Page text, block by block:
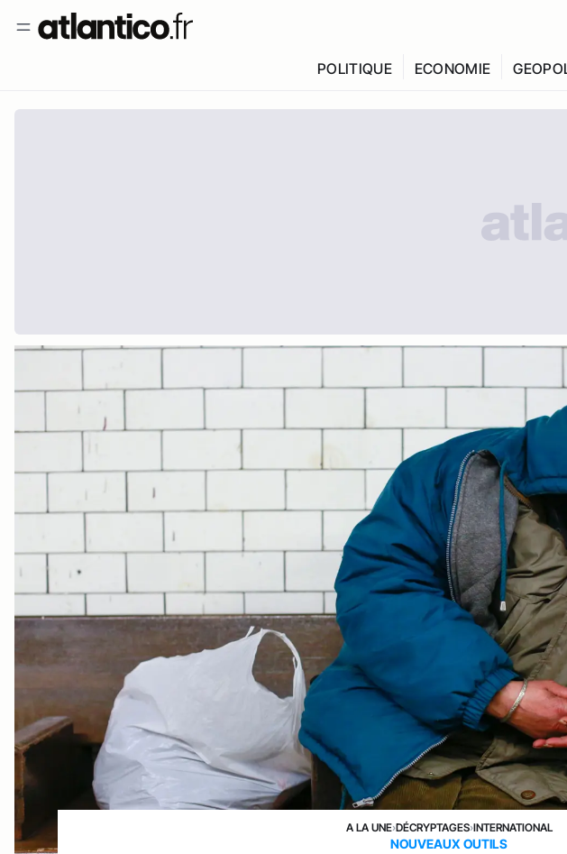
POLITIQUE ECONOMIE
A LA UNE›DÉCRYPTAGES›INTERNATIONAL
NOUVEAUX OUTILS